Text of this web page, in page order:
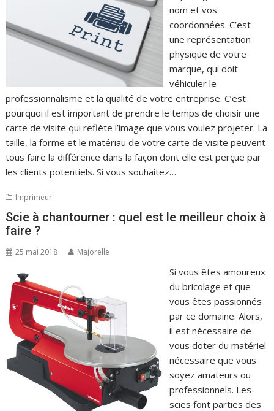
nom et vos
coordonnées. C’est
une représentation
physique de votre
marque, qui doit
véhiculer le
professionnalisme et la qualité de votre entreprise. C’est
pourquoi il est important de prendre le temps de choisir une
carte de visite qui reflète l’image que vous voulez projeter. La
taille, la forme et le matériau de votre carte de visite peuvent
tous faire la différence dans la façon dont elle est perçue par
les clients potentiels. Si vous souhaitez…
Imprimeur
Scie à chantourner : quel est le meilleur choix à
faire ?
25 mai 2018 Majorelle
Si vous êtes amoureux
du bricolage et que
vous êtes passionnés
par ce domaine. Alors,
il est nécessaire de
vous doter du matériel
nécessaire que vous
soyez amateurs ou
professionnels. Les
scies font parties des